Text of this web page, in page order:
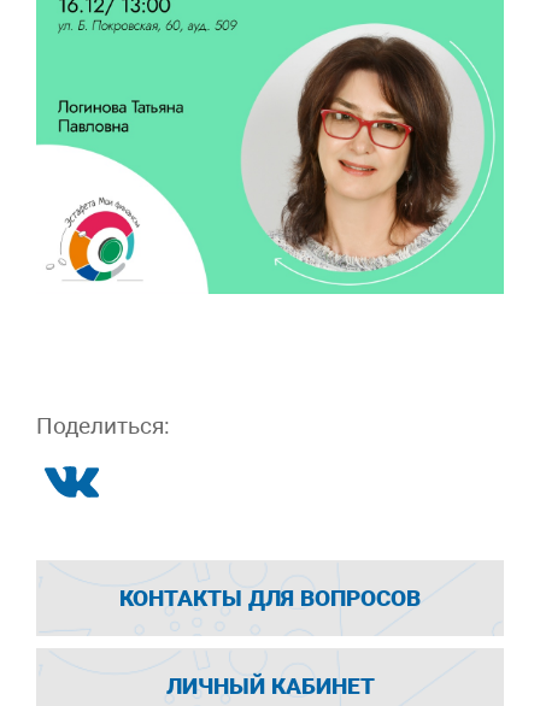
Поделиться:
КОНТАКТЫ ДЛЯ ВОПРОСОВ
ЛИЧНЫЙ КАБИНЕТ